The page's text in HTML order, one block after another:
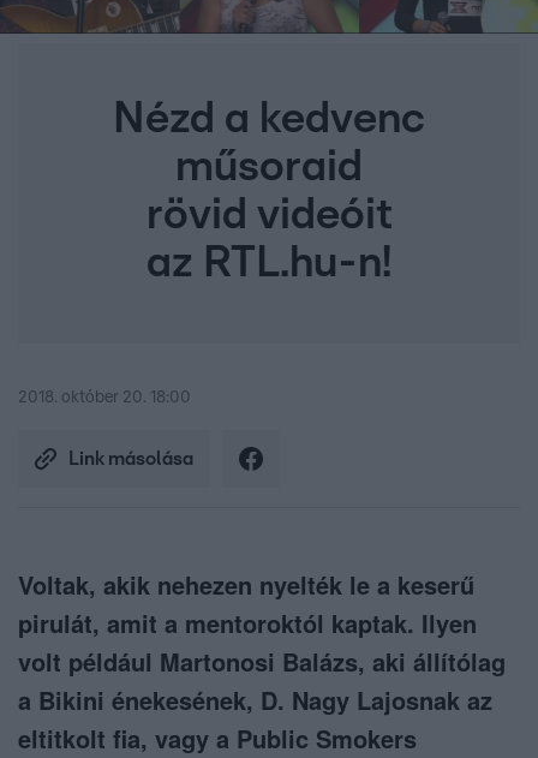
Nézd a kedvenc
műsoraid
rövid videóit
az RTL.hu-n!
2018. október 20. 18:00
Link másolása
Voltak, akik nehezen nyelték le a keserű
pirulát, amit a mentoroktól kaptak. Ilyen
volt például Martonosi Balázs, aki állítólag
a Bikini énekesének, D. Nagy Lajosnak az
eltitkolt fia, vagy a Public Smokers